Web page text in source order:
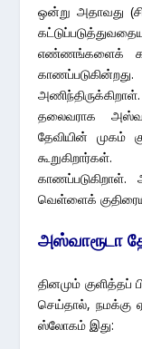
ஒன்று அதாவது
எண்ணங்களைக்
தலைவராக
தேவியின் முகம்
வெள்ளைக்
அஸ்வாரூடா
தினமும்
செய்தால், நமக்கு
ஸ்லோகம் இது: